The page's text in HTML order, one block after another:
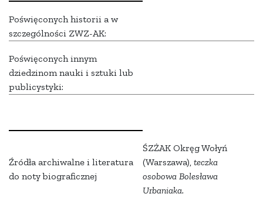
Poświęconych historii a w
szczególności ZWZ-AK:
Poświęconych innym
dziedzinom nauki i sztuki lub
publicystyki:
Źródła archiwalne i literatura
do noty biograficznej
ŚZŻAK Okręg Wołyń
(Warszawa), teczka
osobowa Bolesława
Urbaniaka.